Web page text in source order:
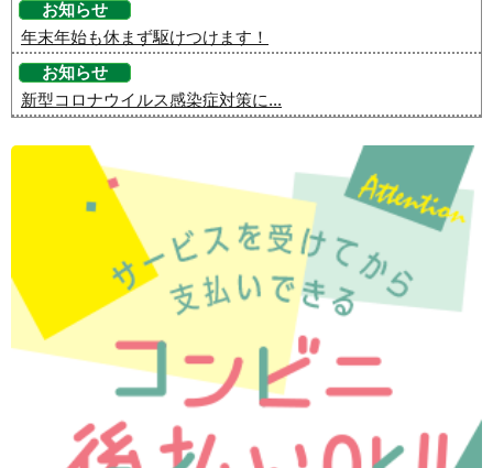
お知らせ
年末年始も休まず駆けつけます！
お知らせ
新型コロナウイルス感染症対策に...